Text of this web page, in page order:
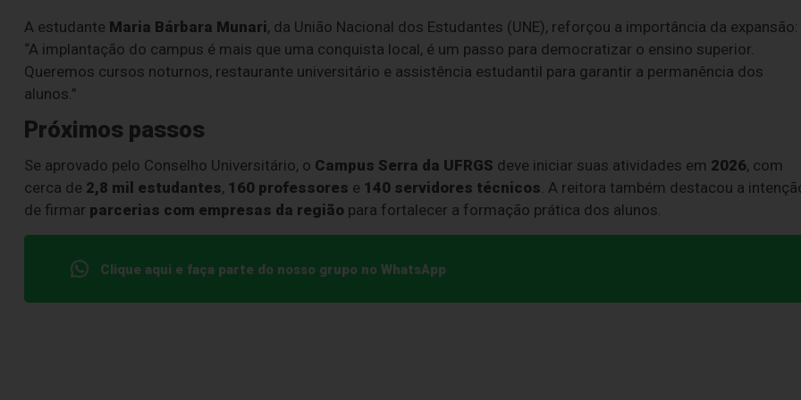
A estudante Maria Bárbara Munari, da União Nacional dos Estudantes (UNE), reforçou a importância da expansão:
“A implantação do campus é mais que uma conquista local, é um passo para democratizar o ensino superior.
Queremos cursos noturnos, restaurante universitário e assistência estudantil para garantir a permanência dos
alunos.”
Próximos passos
Se aprovado pelo Conselho Universitário, o Campus Serra da UFRGS deve iniciar suas atividades em 2026, com
cerca de 2,8 mil estudantes, 160 professores e 140 servidores técnicos . A reitora também destacou a
de firmar parcerias com empresas da região para fortalecer a formação prática dos alunos.
Clique aqui e faça parte do nosso grupo no WhatsApp